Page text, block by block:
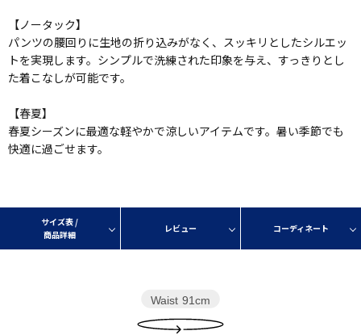
【ノータック】
パンツの腰回りに生地の折り込みがなく、スッキリとしたシルエッ
トを実現します。シンプルで洗練された印象を与え、すっきりとし
た着こなしが可能です。
【春夏】
春夏シーズンに最適な軽やかで涼しいアイテムです。暑い季節でも
快適に過ごせます。
サイズ表 /
商品詳細
レビュー コーディネート
Waist 91cm